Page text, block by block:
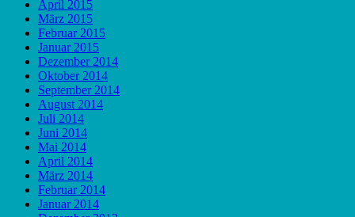
April 2015
März 2015
Februar 2015
Januar 2015
Dezember 2014
Oktober 2014
September 2014
August 2014
Juli 2014
Juni 2014
Mai 2014
April 2014
März 2014
Februar 2014
Januar 2014